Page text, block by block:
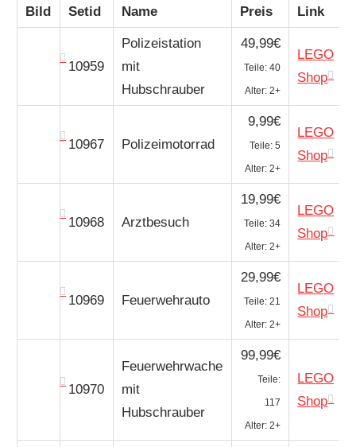
Bild Setid Name Preis Link
10959
Polizeistation
mit
Hubschrauber
49,99€
Teile: 40
Alter: 2+
LEGO
Shop
10967 Polizeimotorrad
9,99€
Teile: 5
Alter: 2+
LEGO
Shop
10968 Arztbesuch
19,99€
Teile: 34
Alter: 2+
LEGO
Shop
10969 Feuerwehrauto
29,99€
Teile: 21
Alter: 2+
LEGO
Shop
10970
Feuerwehrwache
mit
Hubschrauber
99,99€
Teile:
117
Alter: 2+
LEGO
Shop